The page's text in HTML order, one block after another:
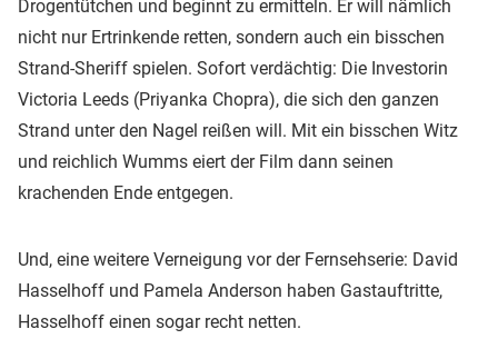
Drogentütchen und beginnt zu ermitteln. Er will nämlich
nicht nur Ertrinkende retten, sondern auch ein bisschen
Strand-Sheriff spielen. Sofort verdächtig: Die Investorin
Victoria Leeds (Priyanka Chopra), die sich den ganzen
Strand unter den Nagel reißen will. Mit ein bisschen Witz
und reichlich Wumms eiert der Film dann seinen
krachenden Ende entgegen.
Und, eine weitere Verneigung vor der Fernsehserie: David
Hasselhoff und Pamela Anderson haben Gastauftritte,
Hasselhoff einen sogar recht netten.